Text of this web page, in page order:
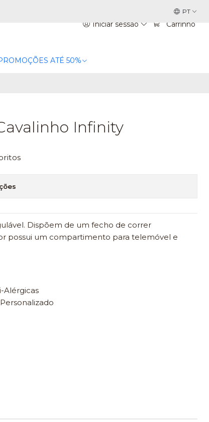
Iniciar sessão Carrinho
ATÉ 50%
PT
Infinity
Dispõem de um fecho de correr
possui um compartimento para telemóvel e
Alérgicas